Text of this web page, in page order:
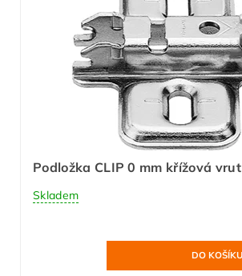
Podložka CLIP 0 mm křížová vrut
Skladem